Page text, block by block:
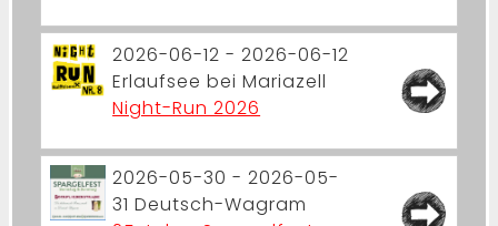
2026-06-12 - 2026-06-12
Erlaufsee bei Mariazell
Night-Run 2026
2026-05-30 - 2026-05-
31 Deutsch-Wagram